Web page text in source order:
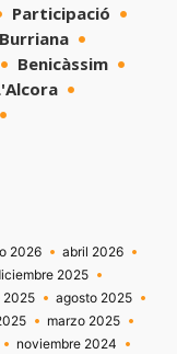
Participació
Burriana
Benicàssim
2026
abril 2026
2025
2025
agosto 2025
marzo 2025
noviembre 2024